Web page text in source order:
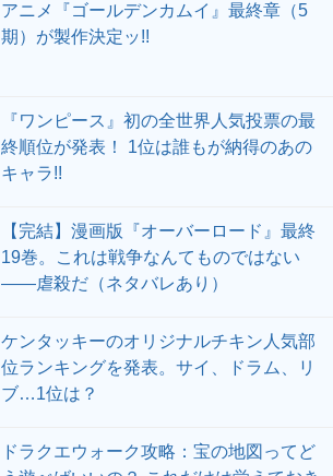
アニメ『ゴールデンカムイ』最終章（5
期）が製作決定ッ!!
『ワンピース』初の全世界人気投票の最
終順位が発表！ 1位は誰もが納得のあの
キャラ!!
【完結】漫画版『オーバーロード』最終
19巻。これは戦争なんてものではない
――虐殺だ（ネタバレあり）
ケンタッキーのオリジナルチキン人気部
位ランキングを発表。サイ、ドラム、リ
ブ…1位は？
ドラクエウォーク攻略：宝の地図ってど